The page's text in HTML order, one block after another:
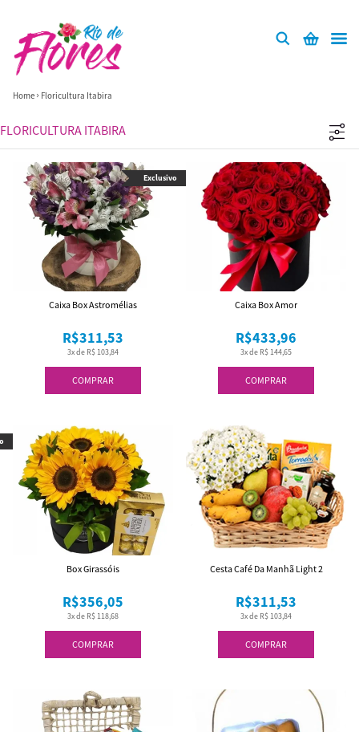
Home Floricultura Itabira
FLORICULTURA ITABIRA
COMPRAR
3x de R$ 103,84
R$311,53
Caixa Box Astromélias
Exclusivo
COMPRAR
3x de R$ 144,65
R$433,96
Caixa Box Amor
COMPRAR
3x de R$ 118,68
R$356,05
Box Girassóis
COMPRAR
3x de R$ 103,84
R$311,53
Cesta Café Da Manhã Light 2